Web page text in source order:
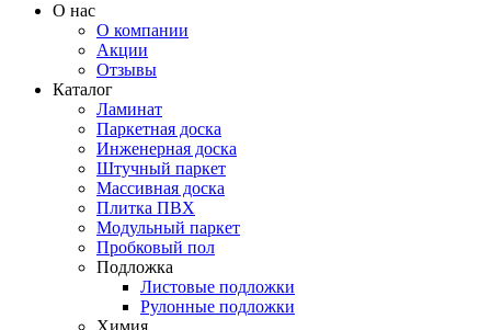
О нас
О компании
Акции
Отзывы
Каталог
Ламинат
Паркетная доска
Инженерная доска
Штучный паркет
Массивная доска
Плитка ПВХ
Модульный паркет
Пробковый пол
Подложка
Листовые подложки
Рулонные подложки
Химия